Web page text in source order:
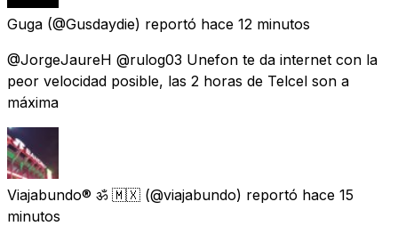
Guga (@Gusdaydie) reportó hace 12 minutos
@JorgeJaureH @rulog03 Unefon te da internet con la
peor velocidad posible, las 2 horas de Telcel son a
máxima
Viajabundo® ॐ 🇲🇽 (@viajabundo) reportó hace 15
minutos